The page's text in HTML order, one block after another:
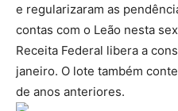
e regularizaram as
contas com o Leão nesta
Receita Federal libera a
janeiro. O lote também
de anos anteriores.